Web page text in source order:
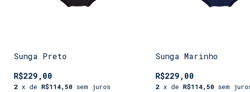
Sunga Preto
R$229,00
2 x de R$114,50 sem juros
Sunga Marinho
R$229,00
2 x de R$114,50 sem